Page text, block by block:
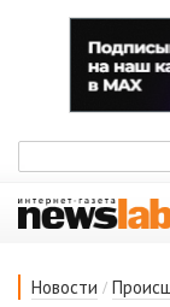
Новости /